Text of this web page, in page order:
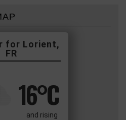
Lorient,
FR
16°C
and rising